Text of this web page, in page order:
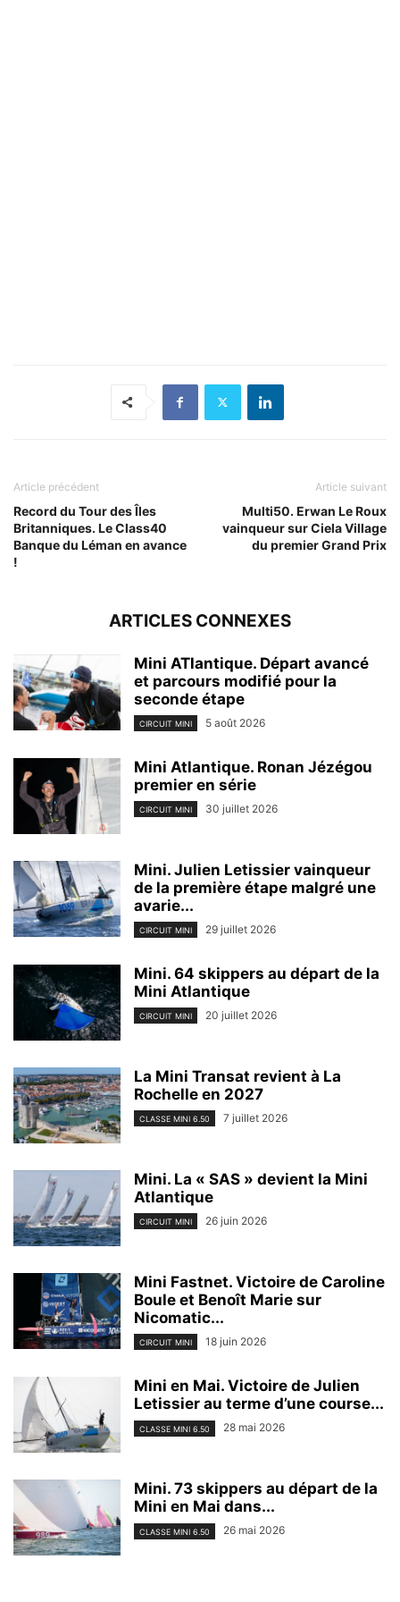
Article précédent
Record du Tour des Îles
Britanniques. Le Class40
Banque du Léman en avance
!
Article suivant
Multi50. Erwan Le Roux
vainqueur sur Ciela Village
du premier Grand Prix
ARTICLES CONNEXES
Mini ATlantique. Départ avancé
et parcours modifié pour la
seconde étape
CIRCUIT MINI 5 août 2026
Mini Atlantique. Ronan Jézégou
premier en série
CIRCUIT MINI 30 juillet 2026
Mini. Julien Letissier vainqueur
de la première étape malgré une
avarie...
CIRCUIT MINI 29 juillet 2026
Mini. 64 skippers au départ de la
Mini Atlantique
CIRCUIT MINI 20 juillet 2026
La Mini Transat revient à La
Rochelle en 2027
CLASSE MINI 6.50 7 juillet 2026
Mini. La « SAS » devient la Mini
Atlantique
CIRCUIT MINI 26 juin 2026
Mini Fastnet. Victoire de Caroline
Boule et Benoît Marie sur
Nicomatic...
CIRCUIT MINI 18 juin 2026
Mini en Mai. Victoire de Julien
Letissier au terme d’une course...
CLASSE MINI 6.50 28 mai 2026
Mini. 73 skippers au départ de la
Mini en Mai dans...
CLASSE MINI 6.50 26 mai 2026